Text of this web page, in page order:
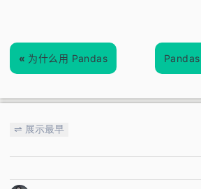
« 为什么用 Pandas
⇌ 展示最早